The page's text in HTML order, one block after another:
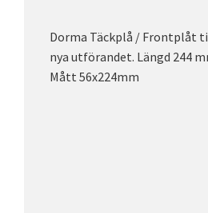
Dorma Täckplå / Frontplåt
nya utförandet. Längd 244
Mått 56x224mm